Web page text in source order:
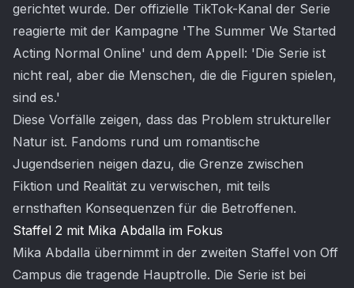
gerichtet wurde. Der offizielle TikTok-Kanal der Serie
reagierte mit der Kampagne 'The Summer We Started
Acting Normal Online' und dem Appell: 'Die Serie ist
nicht real, aber die Menschen, die die Figuren spielen,
sind es.'
Diese Vorfälle zeigen, dass das Problem struktureller
Natur ist. Fandoms rund um romantische
Jugendserien neigen dazu, die Grenze zwischen
Fiktion und Realität zu verwischen, mit teils
ernsthaften Konsequenzen für die Betroffenen.
Staffel 2 mit Mika Abdalla im Fokus
Mika Abdalla übernimmt in der zweiten Staffel von Off
Campus die tragende Hauptrolle. Die Serie ist bei